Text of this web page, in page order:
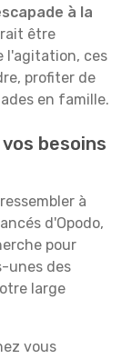
à la
être
l'agitation, ces
profiter de
en famille.
besoins
à
d'Opodo,
pour
unes des
large
vous